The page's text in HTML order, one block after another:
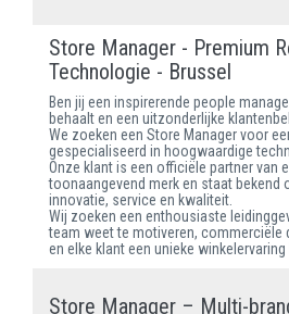
Store Manager - Premium
Technologie - Brussel
Ben jij een inspirerende people
behaalt en een uitzonderlijke
We zoeken een Store Manager voor
gespecialiseerd in hoogwaardige
Onze klant is een officiële partner van
toonaangevend merk en staat bekend
innovatie, service en kwaliteit.
Wij zoeken een enthousiaste
team weet te motiveren, commerciële
en elke klant een unieke winkelervaring
Store Manager – Multi-